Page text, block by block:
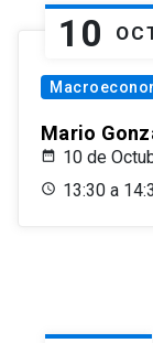
10
Mario
10 de
13:30 a